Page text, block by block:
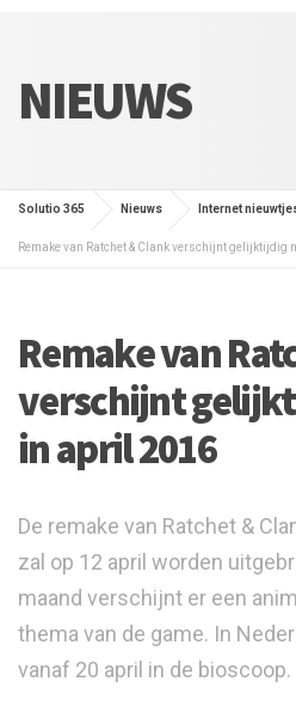
NIEUWS
Solutio 365 Nieuws Internet
Remake van Ratchet & Clank verschijnt gelijktijdig
Remake van
verschijnt
in april 2016
De remake van Ratchet &
zal op 12 april worden
maand verschijnt er een
thema van de game. In
vanaf 20 april in de bioscoop.